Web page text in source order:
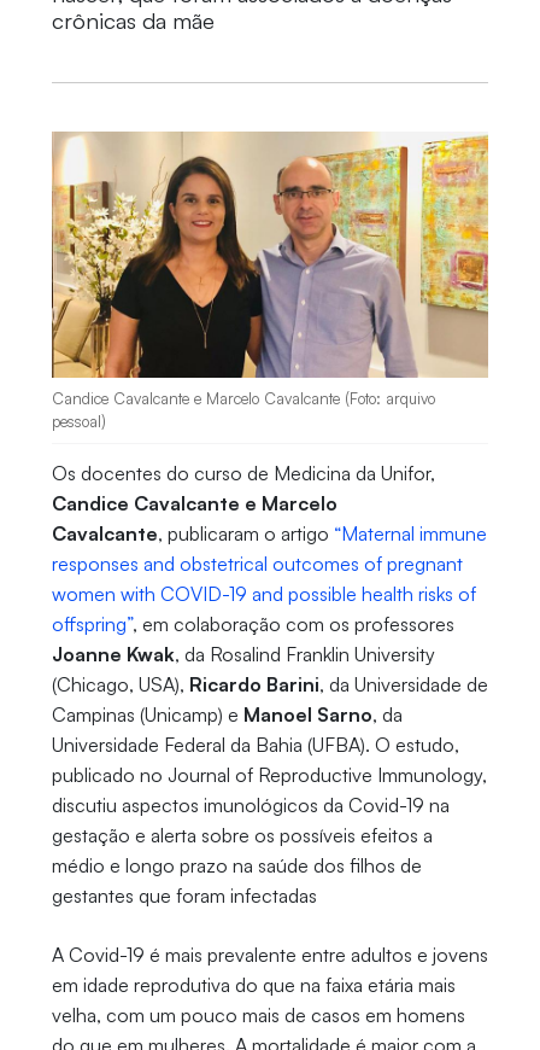
crônicas da mãe
Candice Cavalcante e Marcelo Cavalcante (Foto: arquivo
pessoal)
Os docentes do curso de Medicina da Unifor,
Candice Cavalcante e Marcelo
Cavalcante, publicaram o artigo “Maternal immune
responses and obstetrical outcomes of pregnant
women with COVID-19 and possible health risks of
offspring”, em colaboração com os professores
Joanne Kwak, da Rosalind Franklin University
(Chicago, USA), Ricardo Barini, da Universidade de
Campinas (Unicamp) e Manoel Sarno, da
Universidade Federal da Bahia (UFBA). O estudo,
publicado no Journal of Reproductive Immunology,
discutiu aspectos imunológicos da Covid-19 na
gestação e alerta sobre os possíveis efeitos a
médio e longo prazo na saúde dos filhos de
gestantes que foram infectadas
A Covid-19 é mais prevalente entre adultos e jovens
em idade reprodutiva do que na faixa etária mais
velha, com um pouco mais de casos em homens